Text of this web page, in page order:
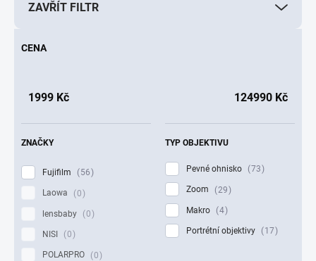
ZAVŘÍT FILTR
CENA
1999 Kč 124990 Kč
ZNAČKY
Fujifilm 56
Laowa 0
lensbaby 0
NISI 0
POLARPRO 0
TYP OBJEKTIVU
Pevné ohnisko 73
Zoom 29
Makro 4
Portrétní objektivy 17